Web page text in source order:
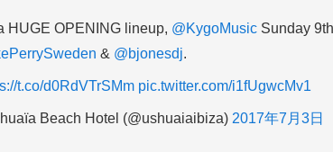
HUGE OPENING lineup, @KygoMusic Sunday
& @bjonesdj.
t.co/d0RdVTrSMm pic.twitter.com/i1fUgwcMv1
Beach Hotel (@ushuaiaibiza) 2017年7月3日